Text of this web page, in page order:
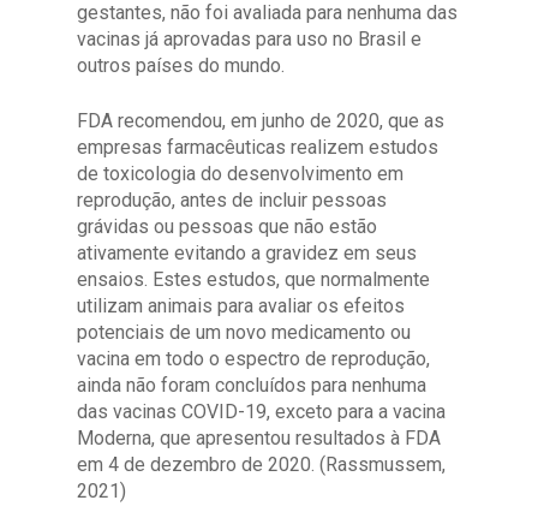
gestantes, não foi avaliada para nenhuma das
vacinas já aprovadas para uso no Brasil e
outros países do mundo.
FDA recomendou, em junho de 2020, que as
empresas farmacêuticas realizem estudos
de toxicologia do desenvolvimento em
reprodução, antes de incluir pessoas
grávidas ou pessoas que não estão
ativamente evitando a gravidez em seus
ensaios. Estes estudos, que normalmente
utilizam animais para avaliar os efeitos
potenciais de um novo medicamento ou
vacina em todo o espectro de reprodução,
ainda não foram concluídos para nenhuma
das vacinas COVID-19, exceto para a vacina
Moderna, que apresentou resultados à FDA
em 4 de dezembro de 2020. (Rassmussem,
2021)